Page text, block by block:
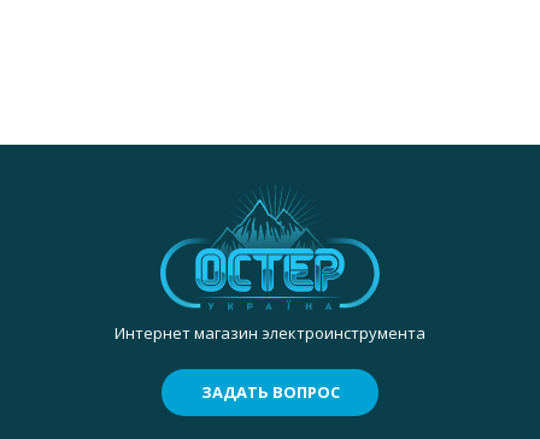
Интернет магазин электроинструмента
ЗАДАТЬ ВОПРОС